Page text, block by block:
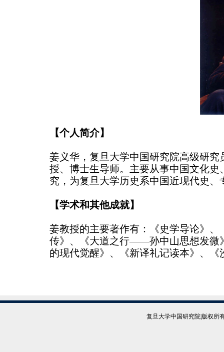
【个人简介】
姜义华，复旦大学中国研究院高级研
授、博士生导师。 主要从事中国文化史
究，为复旦大学历史系中国近现代史
【学术和其他成就】
姜教授的主要著作有：《史学导论》
传》、《大道之行——孙中山思想发
的现代觉醒》、《新译礼记读本》、
复旦大学中国研究院|版权所